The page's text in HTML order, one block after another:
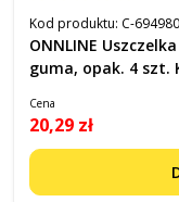
Kod produktu: C-
ONNLINE
guma, opak. 4 szt.
Cena
20,29 zł